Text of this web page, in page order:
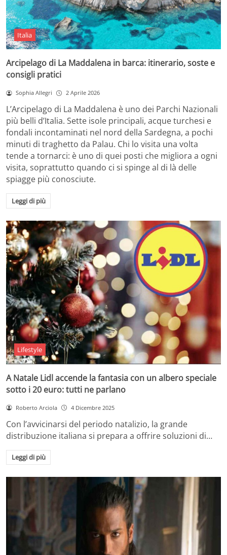
Italia
Arcipelago di La Maddalena in barca: itinerario, soste e
consigli pratici
Sophia Allegri 2 Aprile 2026
L’Arcipelago di La Maddalena è uno dei Parchi Nazionali
più belli d’Italia. Sette isole principali, acque turchesi e
fondali incontaminati nel nord della Sardegna, a pochi
minuti di traghetto da Palau. Chi lo visita una volta
tende a tornarci: è uno di quei posti che migliora a ogni
visita, soprattutto quando ci si spinge al di là delle
spiagge più conosciute.
Leggi di più
Lifestyle
A Natale Lidl accende la fantasia con un albero speciale
sotto i 20 euro: tutti ne parlano
Roberto Arciola 4 Dicembre 2025
Con l’avvicinarsi del periodo natalizio, la grande
distribuzione italiana si prepara a offrire soluzioni di…
Leggi di più